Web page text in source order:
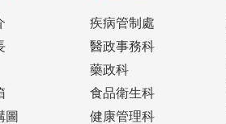
圖
疾病管制處
醫政事務科
藥政科
食品衛生科
健康管理科